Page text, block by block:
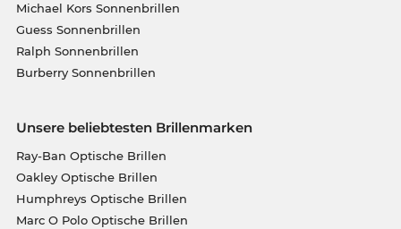
Michael Kors Sonnenbrillen
Guess Sonnenbrillen
Ralph Sonnenbrillen
Burberry Sonnenbrillen
Unsere beliebtesten Brillenmarken
Ray-Ban Optische Brillen
Oakley Optische Brillen
Humphreys Optische Brillen
Marc O Polo Optische Brillen